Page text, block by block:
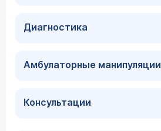
Диагностика
Амбулаторные манипуляции
Консультации